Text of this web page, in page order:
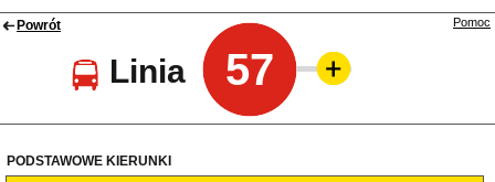
Powrót
Linia 57
Pomoc
PODSTAWOWE KIERUNKI